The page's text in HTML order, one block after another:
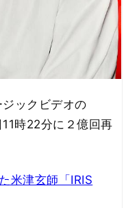
ックビデオの
時22分に２億回再
米津玄師「IRIS